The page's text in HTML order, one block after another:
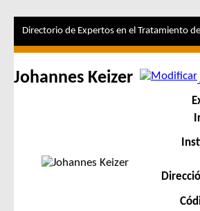
Directorio de Expertos en el Tratamiento
Johannes Keizer